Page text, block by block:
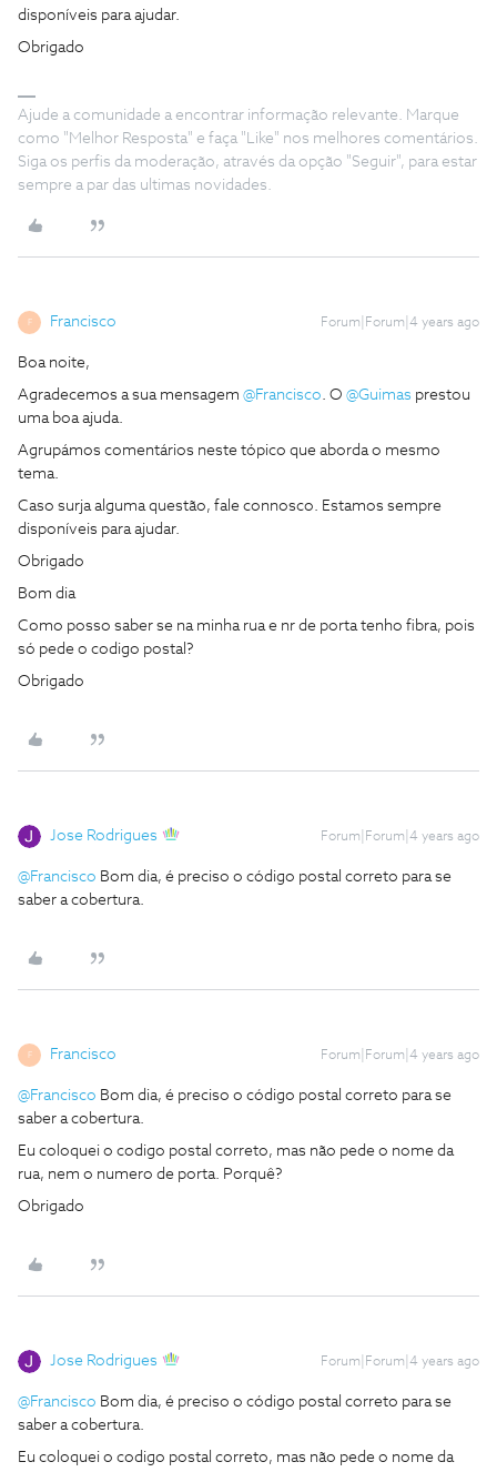
disponíveis para ajudar.
Obrigado
Ajude a comunidade a encontrar informação relevante. Marque
como "Melhor Resposta" e faça "Like" nos melhores comentários.
Siga os perfis da moderação, através da opção "Seguir", para estar
sempre a par das ultimas novidades.
F Francisco Forum|Forum|4 years ago
Boa noite,
Agradecemos a sua mensagem @Francisco. O @Guimas prestou
uma boa ajuda.
Agrupámos comentários neste tópico que aborda o mesmo
tema.
Caso surja alguma questão, fale connosco. Estamos sempre
disponíveis para ajudar.
Obrigado
Bom dia
Como posso saber se na minha rua e nr de porta tenho fibra, pois
só pede o codigo postal?
Obrigado
Jose Rodrigues Forum|Forum|4 years ago
@Francisco Bom dia, é preciso o código postal correto para se
saber a cobertura.
F Francisco Forum|Forum|4 years ago
@Francisco Bom dia, é preciso o código postal correto para se
saber a cobertura.
Eu coloquei o codigo postal correto, mas não pede o nome da
rua, nem o numero de porta. Porquê?
Obrigado
Jose Rodrigues Forum|Forum|4 years ago
@Francisco Bom dia, é preciso o código postal correto para se
saber a cobertura.
Eu coloquei o codigo postal correto, mas não pede o nome da